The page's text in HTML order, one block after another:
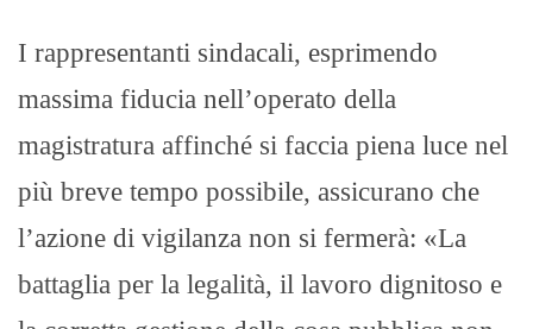
I rappresentanti sindacali, esprimendo
massima fiducia nell’operato della
magistratura affinché si faccia piena luce nel
più breve tempo possibile, assicurano che
l’azione di vigilanza non si fermerà: «La
battaglia per la legalità, il lavoro dignitoso e